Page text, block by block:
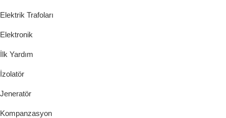
Elektrik Trafoları
Elektronik
İlk Yardım
İzolatör
Jeneratör
Kompanzasyon